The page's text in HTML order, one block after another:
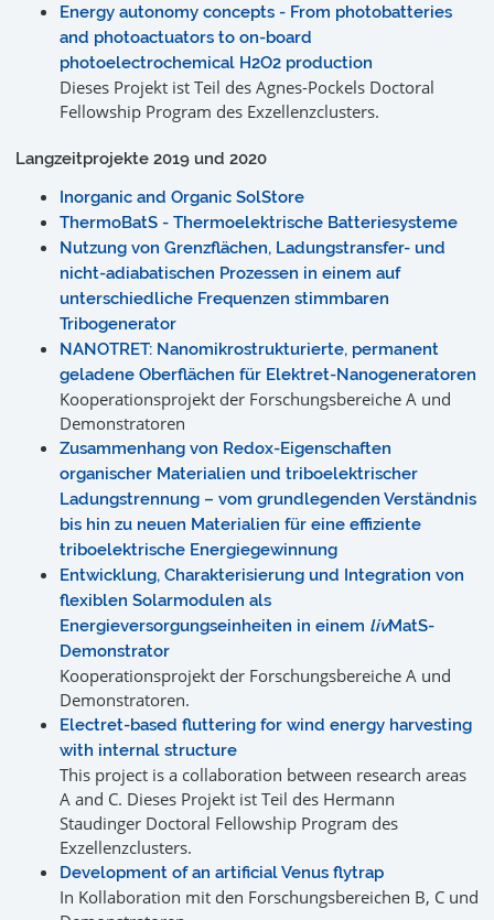
Energy autonomy concepts - From photobatteries
and photoactuators to on-board
photoelectrochemical H2O2 production
Dieses Projekt ist Teil des Agnes-Pockels Doctoral
Fellowship Program des Exzellenzclusters.
Langzeitprojekte 2019 und 2020
Inorganic and Organic SolStore
ThermoBatS - Thermoelektrische Batteriesysteme
Nutzung von Grenzflächen, Ladungstransfer- und
nicht-adiabatischen Prozessen in einem auf
unterschiedliche Frequenzen stimmbaren
Tribogenerator
NANOTRET: Nanomikrostrukturierte, permanent
geladene Oberflächen für Elektret-Nanogeneratoren
Kooperationsprojekt der Forschungsbereiche A und
Demonstratoren
Zusammenhang von Redox-Eigenschaften
organischer Materialien und triboelektrischer
Ladungstrennung – vom grundlegenden Verständnis
bis hin zu neuen Materialien für eine effiziente
triboelektrische Energiegewinnung
Entwicklung, Charakterisierung und Integration von
flexiblen Solarmodulen als
Energieversorgungseinheiten in einem livMatS-
Demonstrator
Kooperationsprojekt der Forschungsbereiche A und
Demonstratoren.
Electret-based fluttering for wind energy harvesting
with internal structure
This project is a collaboration between research areas
A and C. Dieses Projekt ist Teil des Hermann
Staudinger Doctoral Fellowship Program des
Exzellenzclusters.
Development of an artificial Venus flytrap
In Kollaboration mit den Forschungsbereichen B, C und